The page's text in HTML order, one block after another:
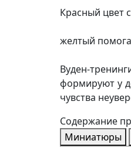
Красный цвет
желтый
Вуден-
формируют у
чувства
Содержание
Миниатюры